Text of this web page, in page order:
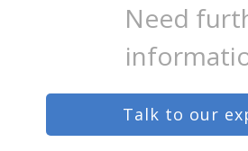
Need
Talk to our